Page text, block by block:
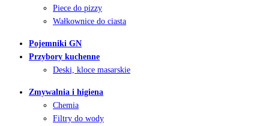
Piece do pizzy
Wałkownice do ciasta
Pojemniki GN
Przybory kuchenne
Deski, kloce masarskie
Zmywalnia i higiena
Chemia
Filtry do wody